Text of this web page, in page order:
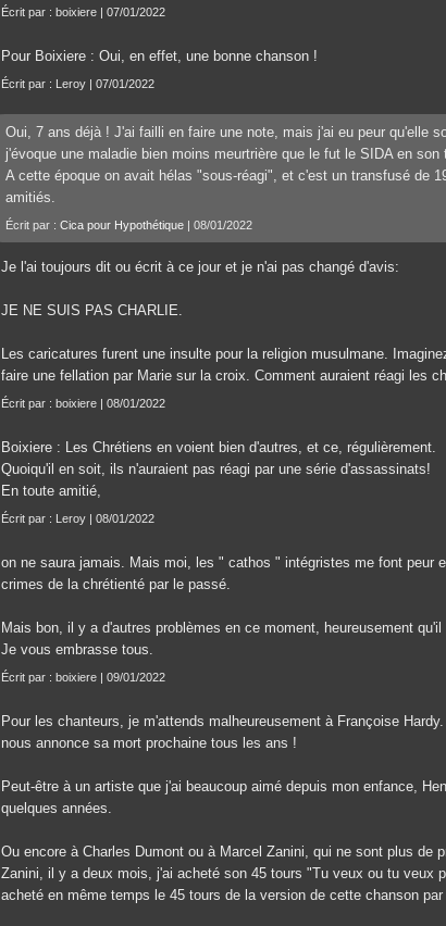
Écrit par : boixiere | 07/01/2022
Pour Boixiere : Oui, en effet, une bonne chanson !
Écrit par : Leroy | 07/01/2022
Oui, 7 ans déjà ! J'ai failli en faire une note, mais j'ai eu peur qu'elle
j'évoque une maladie bien moins meurtrière que le fut le SIDA en son
A cette époque on avait hélas "sous-réagi", et c'est un transfusé de
amitiés.
Écrit par : Cica pour Hypothétique | 08/01/2022
Je l'ai toujours dit ou écrit à ce jour et je n'ai pas changé d'avis:
JE NE SUIS PAS CHARLIE.
Les caricatures furent une insulte pour la religion musulmane.
faire une fellation par Marie sur la croix. Comment auraient réagi les
Écrit par : boixiere | 08/01/2022
Boixiere : Les Chrétiens en voient bien d'autres, et ce, régulièrement.
Quoiqu'il en soit, ils n'auraient pas réagi par une série d'assassinats!
En toute amitié,
Écrit par : Leroy | 08/01/2022
on ne saura jamais. Mais moi, les " cathos " intégristes me font peur
crimes de la chrétienté par le passé.
Mais bon, il y a d'autres problèmes en ce moment, heureusement
Je vous embrasse tous.
Écrit par : boixiere | 09/01/2022
Pour les chanteurs, je m'attends malheureusement à Françoise
nous annonce sa mort prochaine tous les ans !
Peut-être à un artiste que j'ai beaucoup aimé depuis mon enfance,
quelques années.
Ou encore à Charles Dumont ou à Marcel Zanini, qui ne sont plus de
Zanini, il y a deux mois, j'ai acheté son 45 tours "Tu veux ou tu veux
acheté en même temps le 45 tours de la version de cette chanson